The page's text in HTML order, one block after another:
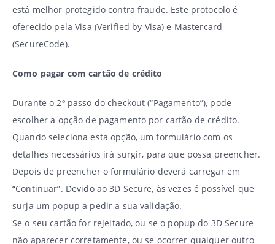
está melhor protegido contra fraude. Este protocolo é
oferecido pela Visa (Verified by Visa) e Mastercard
(SecureCode).
Como pagar com cartão de crédito
Durante o 2º passo do checkout (“Pagamento”), pode
escolher a opção de pagamento por cartão de crédito.
Quando seleciona esta opção, um formulário com os
detalhes necessários irá surgir, para que possa preencher.
Depois de preencher o formulário deverá carregar em
“Continuar”. Devido ao 3D Secure, às vezes é possível que
surja um popup a pedir a sua validação.
Se o seu cartão for rejeitado, ou se o popup do 3D Secure
não aparecer corretamente, ou se ocorrer qualquer outro